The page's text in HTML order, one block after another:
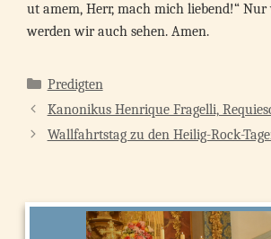
ut amem, Herr, mach mich liebend!“
werden wir auch sehen. Amen.
Kategorien
Predigten
Kanonikus Henrique Fragelli,
Wallfahrtstag zu den Heilig-Rock-